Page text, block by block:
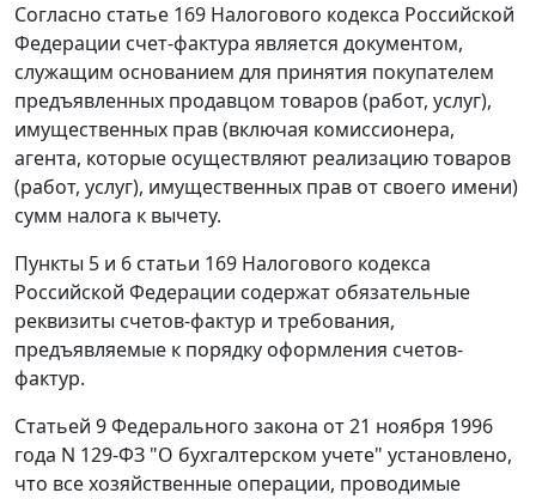
Согласно статье 169 Налогового кодекса Российской
Федерации счет-фактура является документом,
служащим основанием для принятия покупателем
предъявленных продавцом товаров (работ, услуг),
имущественных прав (включая комиссионера,
агента, которые осуществляют реализацию товаров
(работ, услуг), имущественных прав от своего имени)
сумм налога к вычету.
Пункты 5 и 6 статьи 169 Налогового кодекса
Российской Федерации содержат обязательные
реквизиты счетов-фактур и требования,
предъявляемые к порядку оформления счетов-
фактур.
Статьей 9 Федерального закона от 21 ноября 1996
года N 129-ФЗ "О бухгалтерском учете" установлено,
что все хозяйственные операции, проводимые